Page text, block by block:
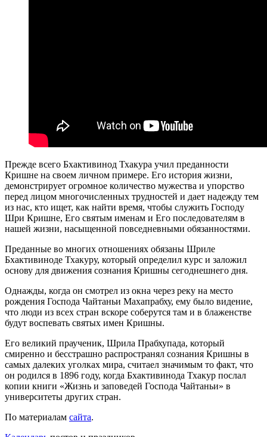
Прежде всего Бхактивинод Тхакура учил преданности
Кришне на своем личном примере. Его история жизни,
демонстрирует огромное количество мужества и упорство
перед лицом многочисленных трудностей и дает надежду тем
из нас, кто ищет, как найти время, чтобы служить Господу
Шри Кришне, Его святым именам и Его последователям в
нашей жизни, насыщенной повседневными обязанностями.
Преданные во многих отношениях обязаны Шриле
Бхактивиноде Тхакуру, который определил курс и заложил
основу для движения сознания Кришны сегоднешнего дня.
Однажды, когда он смотрел из окна через реку на место
рождения Господа Чайтаньи Махапрабху, ему было видение,
что люди из всех стран вскоре соберутся там и в блаженстве
будут воспевать святых имен Кришны.
Его великий праученик, Шрила Прабхупада, который
смиренно и бесстрашно распространял сознания Кришны в
самых далеких уголках мира, считаел значимым то факт, что
он родился в 1896 году, когда Бхактивинода Тхакур послал
копии книги «Жизнь и заповедей Господа Чайтаньи» в
университеты других стран.
По материалам сайта.